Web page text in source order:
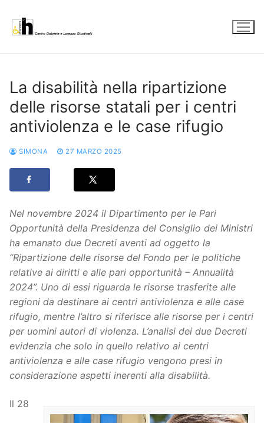
contenuto
La disabilità nella ripartizione
delle risorse statali per i centri
antiviolenza e le case rifugio
SIMONA 27 MARZO 2025
Nel novembre 2024 il Dipartimento per le Pari
Opportunità della Presidenza del Consiglio dei Ministri
ha emanato due Decreti aventi ad oggetto la
“Ripartizione delle risorse del Fondo per le politiche
relative ai diritti e alle pari opportunità – Annualità
2024”. Uno di essi riguarda le risorse trasferite alle
regioni da destinare ai centri antiviolenza e alle case
rifugio, mentre l’altro si riferisce alle risorse per i centri
per uomini autori di violenza. L’analisi dei due Decreti
evidenzia che solo in quello relativo ai centri
antiviolenza e alle case rifugio vengono presi in
considerazione aspetti inerenti alla disabilità.
Il 28